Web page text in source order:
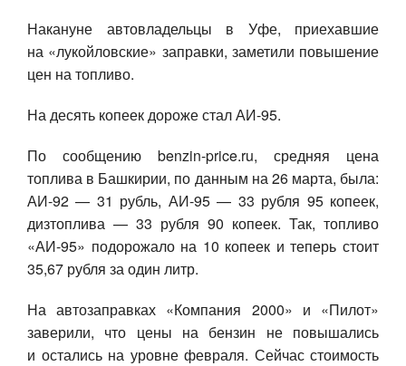
Авто
Контакты
Накануне автовладельцы в Уфе, приехавшие
на «лукойловские» заправки, заметили повышение
цен на топливо.
На десять копеек дороже стал АИ-95.
По сообщению benzin-price.ru, средняя цена
топлива в Башкирии, по данным на 26 марта, была:
АИ-92 — 31 рубль, АИ-95 — 33 рубля 95 копеек,
дизтоплива — 33 рубля 90 копеек. Так, топливо
«АИ-95» подорожало на 10 копеек и теперь стоит
35,67 рубля за один литр.
На автозаправках «Компания 2000» и «Пилот»
заверили, что цены на бензин не повышались
и остались на уровне февраля. Сейчас стоимость